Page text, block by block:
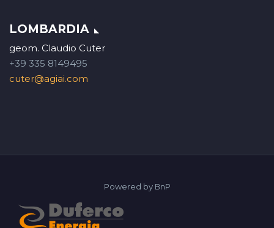
LOMBARDIA
geom. Claudio Cuter
+39 335 8149495
cuter@agiai.com
Powered by BnP